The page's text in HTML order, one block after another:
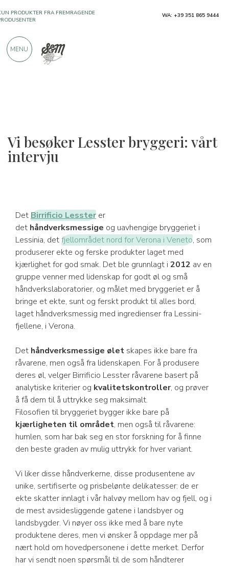
Vi besøker Lesster bryggeri: vårt
intervju
DetBirrificio Lessterer
det håndverksmessige og uavhengige bryggeriet i
Lessinia, detfjellområdet nord for Verona i Veneto, som
produserer ekte og ferske produkter laget med
kjærlighet for god smak. Det ble grunnlagt i 2012 av en
gruppe venner med lidenskap for godt øl og små
håndverkslaboratorier, og målet med bryggeriet er å
bringe et ekte, sunt og ferskt produkt til alles bord,
laget håndverksmessig med ingredienser fra Lessini-
fjellene, i Verona.
Det håndverksmessige ølet skapes ikke bare fra
råvarene, men også fra lidenskapen. For å produsere
deres øl, velger Birrificio Lesster råvarene basert på
analytiske kriterier og kvalitetskontroller, og prøver
å få dem til å uttrykke seg maksimalt.
Filosofien til bryggeriet bygger ikke bare på
kjærligheten til området, men også til råvarene:
humlen, som har bak seg en stor forskning for å finne
den beste graden av mulig uttrykk for hver variant.
Vi liker disse håndverkerne, disse produsentene av
unike, sertifiserte og prisbelønte delikatesser: de er
ekte skatter innlagt i vår halvøy mellom hav og fjell, og i
de mest avsidesliggende gatene i landsbyer og
landsbygder. Vi nøyer oss ikke med å bare nyte
produktene deres, men vi ønsker å oppdage mer på
nært hold om hovedpersonene i dette merket. Derfor
har vi sendt noen spørsmål til de som håndterer
PRODUKTER FRA FREMRAGENDE
900 POSITIVE ANMELDELSER
WA: +39 351 865 9444
MENU